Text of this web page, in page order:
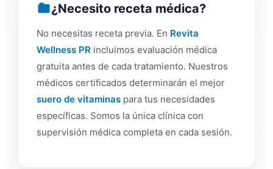
¿Necesito receta médica?
No necesitas receta previa. En Revita
Wellness PR incluimos evaluación médica
gratuita antes de cada tratamiento. Nuestros
médicos certificados determinarán el mejor
suero de vitaminas para tus necesidades
específicas. Somos la única clínica con
supervisión médica completa en cada sesión.